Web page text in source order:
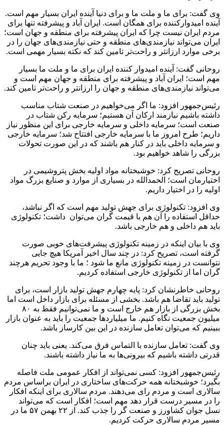
وی گفت: برای ما و ملت ما و برای دنیا آینده ایران بسیار مهم است.
آینده امیدوارکننده برای همگان است. ایران آباد و پیشرفته تنها برای
مردم ایران نیست چرا که ایران پیشرفته برای منطقه و جهان است؛
ایران می‌تواند نیازمندی‌های منطقه و حتی نیازمندی‌های جهان را در
برخی موارد ارزانتر و راحت‌تر تامین کند که نکته بسیار مهمی است.
روحانی گفت: آینده امیدوار کننده ایران برای ما و ملت ما بسیار
مهم است؛ ایران آباد و پیشرفته برای منطقه و جهان مهم است و
می‌تواند نیازمندی‌های منطقه و جهان را ارزانتر و راحت‌تر تامین کند.
رئیس‌جمهور افزود: ما اگر می‌خواهیم در صنعت شتاب مناسب
داشته باشیم نیازمند ارکان آن هستیم؛ سرمایه رکن شتاب در
صنعت است؛ سرمایه داخلی و سرمایه خارجی برای این منظور نیاز
داریم؛ طرح امروز ما با سرمایه خارجی افتتاح شد؛ سرمایه خارجی
و سرمایه داخلی باید در کنار هم باشند که در این صورت تحولات
بزرگی را شاهد خواهیم بود.
روحانی تصریح کرد: خوشبختانه مواد اولیه بخش پتروشیمی در
اختیارمان است؛ الحمدالله در بسیاری از موارد و صنایع بزرگ مواد
اولیه را در اختیار داریم.
وی افزود: تکنولوژی برای جهش تولید مهم است که اگر نباشد،
حداقل استفاده را آن هم با قیمت گران می‌توان داشت؛ تکنولوژی
باید هم داخلی و هم خارجی باشد.
وی با بیان اینکه در زمینه تکنولوژی پیشرفت‌های خوبی صورت
گرفته است، تصریح کرد: در چند سال اخیر آمریکا هیچ جایی
نتوانست در زمینه تکنولوژی مانع ما شود ؛ ما با وجود تحریم هرچند
گران اما از تکنولوژی خارجی استفاده کردیم.
روحانی خاطرنشان کرد: پایه چهارم جهش تولید بازار است، برای
تولید باید تقاضا هم باشد. بخشی از مسئله برای بازار داخل است اما
بخش بزرگی از بازار هم خارج است و ما نمی‌توانیم فقط به ۸۰
میلیون جمعیت نگاه کنیم. ما میلیاردها جمعیت را باید به عنوان بازار
ببینیم که می‌توان تعامل سازنده در این بین کارساز باشد.
وی گفت: تعامل سازنده با التماس فرق می‌کند. یعنی باید چنان
قدرتی داشته باشیم که بیرونی‌ها به ما نیاز داشته باشند.
رئیس‌جمهور افزود: کسی نمی‌تواند از افکار عمومی ملت فاصله
بگیرد؛ خوشبختانه همه حرکت‌های ساختاری در ایران براساس مردم
سالاری است و مردم رای می‌دهند. مردم سالاری برای اینکه افکار
را در مسیر درست قرار دهد مهم است؛ افکار است که می‌تواند
نسل جوان کشاورز و صنعت گر را جذب کند. از ۲۲ بهمن ۵۷ ما در
مسیر مردم سالاری حرکت کردیم.